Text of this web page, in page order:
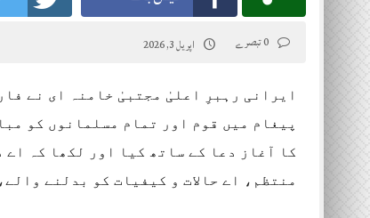
اپریل 3, 2026
ایرانی رہبرِ اعلیٰ مجتبیٰ خامنہ ای نے
پیغام میں قوم اور تمام مسلمانوں کو
کا آغاز دعا کے ساتھ کیا اور لکھا کہ
منتظم، اے حالات و کیفیات کو بدلنے